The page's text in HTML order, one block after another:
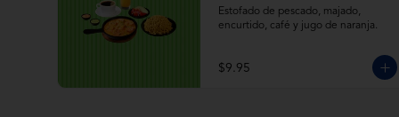
Estofado de pescado, majado,
encurtido, café y jugo de naranja.
$9.95